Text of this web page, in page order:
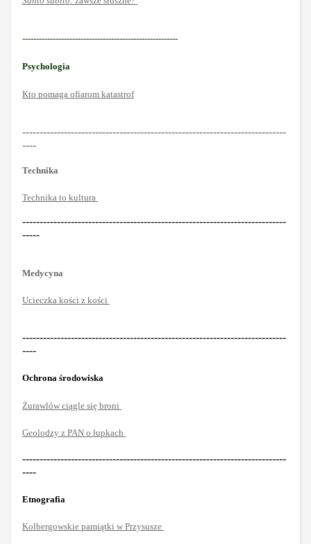
--------------------------------------------------------
Psychologia
Kto pomaga ofiarom katastrof
----------------------------------------------------------------------------
----
Technika
Technika to kultura
----------------------------------------------------------------------------
-----
Medycyna
Ucieczka kości z kości
----------------------------------------------------------------------------
----
Ochrona środowiska
Żurawlów ciągle się broni
Geolodzy z PAN o łupkach
----------------------------------------------------------------------------
----
Etnografia
Kolbergowskie pamiątki w Przysusze